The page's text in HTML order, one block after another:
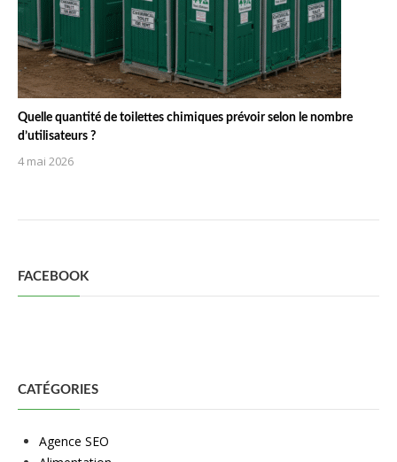
Quelle quantité de toilettes chimiques prévoir selon le nombre
d’utilisateurs ?
4 mai 2026
FACEBOOK
CATÉGORIES
Agence SEO